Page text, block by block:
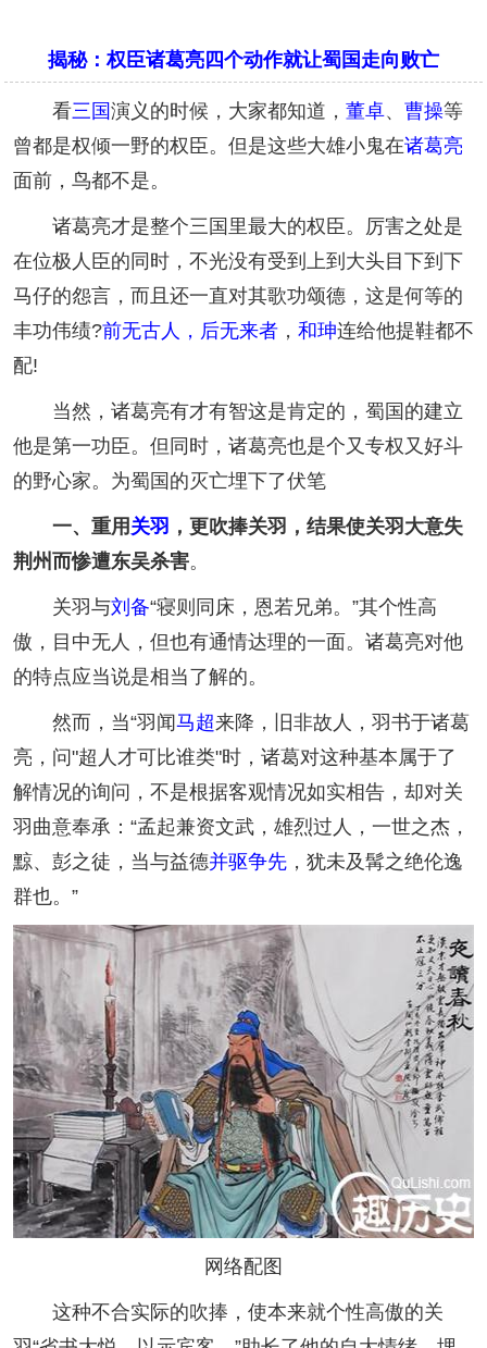
揭秘：权臣诸葛亮四个动作就让蜀国走向败亡
看三国演义的时候，大家都知道， 董卓、 曹操等
曾都是权倾一野的权臣。但是这些大雄小鬼在诸葛亮
面前，鸟都不是。
诸葛亮才是整个三国里最大的权臣。厉害之处是
在位极人臣的同时，不光没有受到上到大头目下到下
马仔的怨言，而且还一直对其歌功颂德，这是何等的
丰功伟绩?前无古人，后无来者 ， 和珅连给他提鞋都不
配!
当然，诸葛亮有才有智这是肯定的，蜀国的建立
他是第一功臣。但同时，诸葛亮也是个又专权又好斗
的野心家。为蜀国的灭亡埋下了伏笔
一、重用 关羽 ，更吹捧关羽，结果使关羽大意失
荆州而惨遭东吴杀害。
关羽与刘备“寝则同床，恩若兄弟。”其个性高
傲，目中无人，但也有通情达理的一面。诸葛亮对他
的特点应当说是相当了解的。
然而，当“羽闻马超来降，旧非故人，羽书于诸葛
亮，问"超人才可比谁类"时，诸葛对这种基本属于了
解情况的询问，不是根据客观情况如实相告，却对关
羽曲意奉承：“孟起兼资文武，雄烈过人，一世之杰，
黥、彭之徒，当与益德并驱争先 ，犹未及髯之绝伦逸
群也。”
网络配图
这种不合实际的吹捧，使本来就个性高傲的关